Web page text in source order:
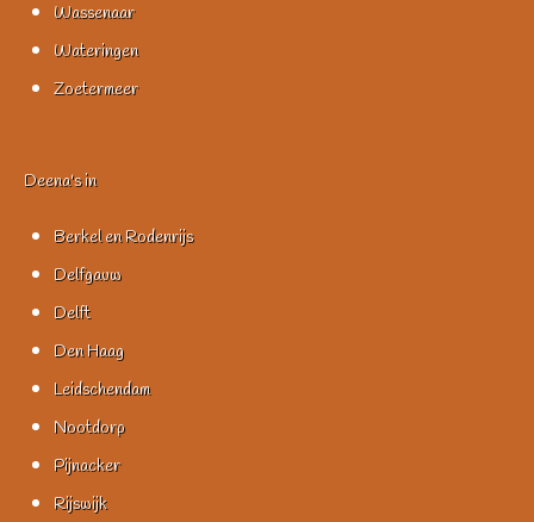
Wassenaar
Wateringen
Zoetermeer
Deena's in
Berkel en Rodenrijs
Delfgauw
Delft
Den Haag
Leidschendam
Nootdorp
Pijnacker
Rijswijk